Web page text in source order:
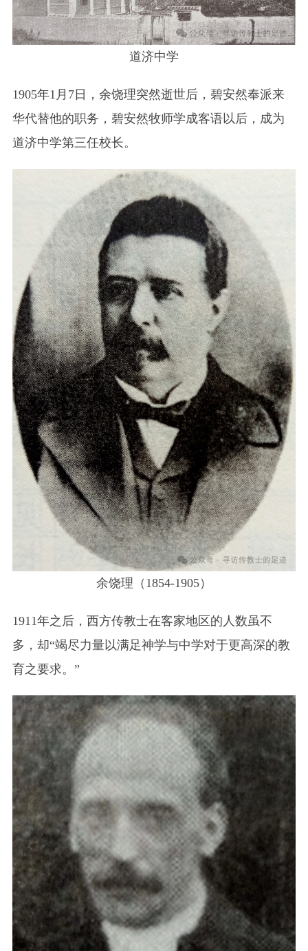
道济中学
1905年1月7日，余饶理突然逝世后，碧安然奉派来
华代替他的职务，碧安然牧师学成客语以后，成为
道济中学第三任校长。
余饶理（1854-1905）
1911年之后，西方传教士在客家地区的人数虽不
多，却“竭尽力量以满足神学与中学对于更高深的教
育之要求。”